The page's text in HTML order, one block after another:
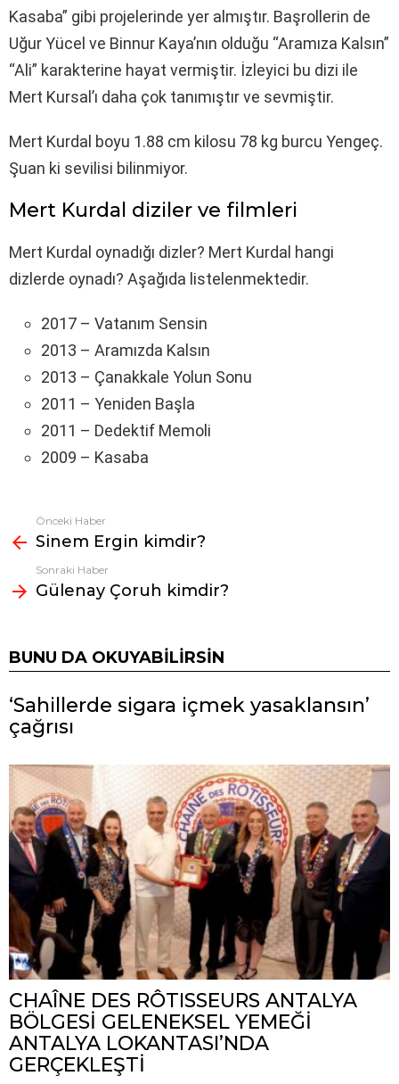
Kasaba” gibi projelerinde yer almıştır. Başrollerin de
Uğur Yücel ve Binnur Kaya’nın olduğu “Aramıza Kalsın”
“Ali” karakterine hayat vermiştir. İzleyici bu dizi ile
Mert Kursal’ı daha çok tanımıştır ve sevmiştir.
Mert Kurdal boyu 1.88 cm kilosu 78 kg burcu Yengeç.
Şuan ki sevilisi bilinmiyor.
Mert Kurdal diziler ve filmleri
Mert Kurdal oynadığı dizler? Mert Kurdal hangi
dizlerde oynadı? Aşağıda listelenmektedir.
2017 – Vatanım Sensin
2013 – Aramızda Kalsın
2013 – Çanakkale Yolun Sonu
2011 – Yeniden Başla
2011 – Dedektif Memoli
2009 – Kasaba
Fazlasına
bak
Önceki Haber
Sinem Ergin kimdir?
Sonraki Haber
Gülenay Çoruh kimdir?
BUNU DA OKUYABILIRSIN
‘Sahillerde sigara içmek yasaklansın’
çağrısı
CHAÎNE DES RÔTISSEURS ANTALYA
BÖLGESİ GELENEKSEL YEMEĞİ
ANTALYA LOKANTASI’NDA
GERÇEKLEŞTİ